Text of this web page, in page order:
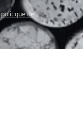
politique de